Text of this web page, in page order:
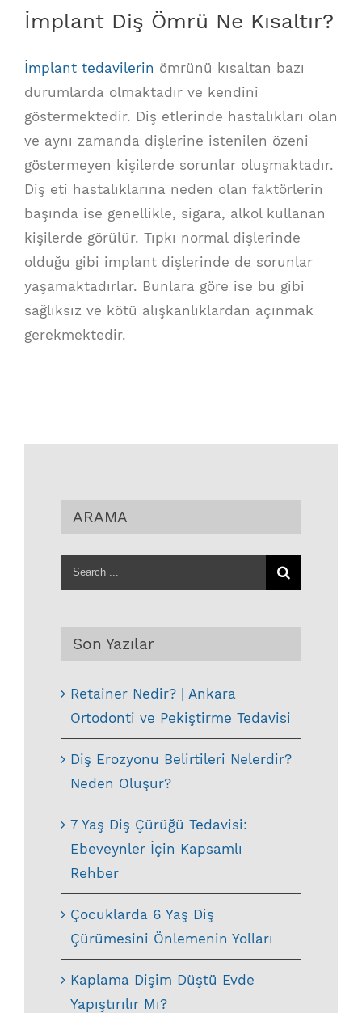
İmplant Diş Ömrü Ne Kısaltır?
İmplant tedavilerin ömrünü kısaltan bazı
durumlarda olmaktadır ve kendini
göstermektedir. Diş etlerinde hastalıkları olan
ve aynı zamanda dişlerine istenilen özeni
göstermeyen kişilerde sorunlar oluşmaktadır.
Diş eti hastalıklarına neden olan faktörlerin
başında ise genellikle, sigara, alkol kullanan
kişilerde görülür. Tıpkı normal dişlerinde
olduğu gibi implant dişlerinde de sorunlar
yaşamaktadırlar. Bunlara göre ise bu gibi
sağlıksız ve kötü alışkanlıklardan açınmak
gerekmektedir.
ARAMA
Search
for:
Son Yazılar
Retainer Nedir? | Ankara
Ortodonti ve Pekiştirme Tedavisi
Diş Erozyonu Belirtileri Nelerdir?
Neden Oluşur?
7 Yaş Diş Çürüğü Tedavisi:
Ebeveynler İçin Kapsamlı
Rehber
Çocuklarda 6 Yaş Diş
Çürümesini Önlemenin Yolları
Kaplama Dişim Düştü Evde
Yapıştırılır Mı?